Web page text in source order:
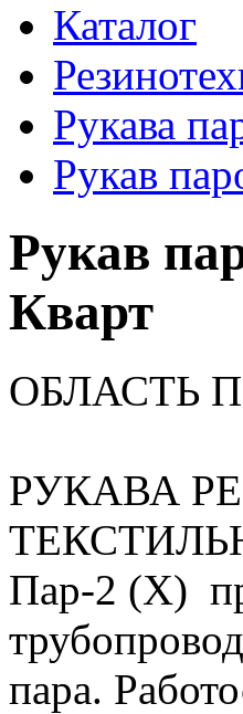
Каталог
Рукава
Рукав
Рукав
Кварт
ОБЛАСТЬ
РУКАВА
Пар-2 (Х)
пара.